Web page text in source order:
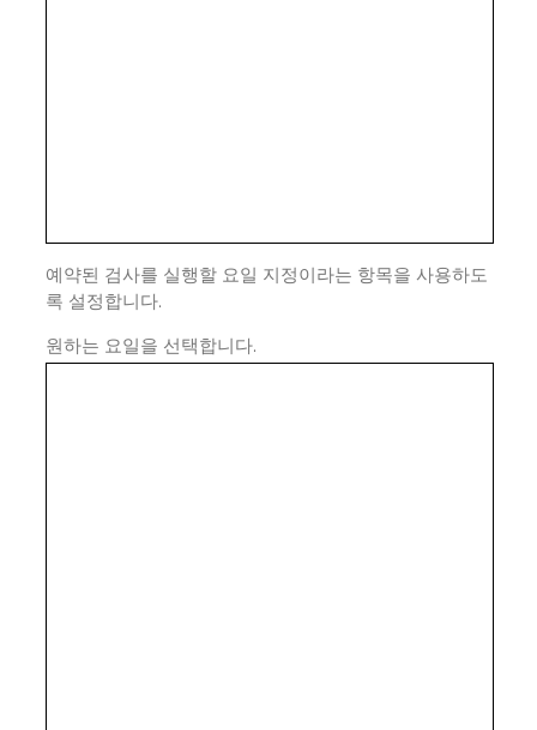
예약된 검사를 실행할 요일 지정이라는 항목을 사용하도
록 설정합니다.
원하는 요일을 선택합니다.